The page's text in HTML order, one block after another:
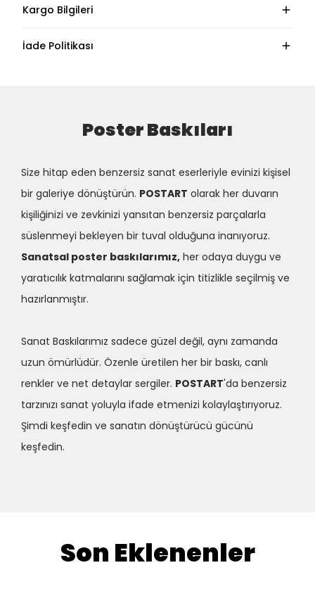
Kargo Bilgileri
İade Politikası
Poster Baskıları
Size hitap eden benzersiz sanat eserleriyle evinizi kişisel
bir galeriye dönüştürün. POSTART olarak her duvarın
kişiliğinizi ve zevkinizi yansıtan benzersiz parçalarla
süslenmeyi bekleyen bir tuval olduğuna inanıyoruz.
Sanatsal poster baskılarımız, her odaya duygu ve
yaratıcılık katmalarını sağlamak için titizlikle seçilmiş ve
hazırlanmıştır.
Sanat Baskılarımız sadece güzel değil, aynı zamanda
uzun ömürlüdür. Özenle üretilen her bir baskı, canlı
renkler ve net detaylar sergiler. POSTART'da benzersiz
tarzınızı sanat yoluyla ifade etmenizi kolaylaştırıyoruz.
Şimdi keşfedin ve sanatın dönüştürücü gücünü
keşfedin.
Son Eklenenler